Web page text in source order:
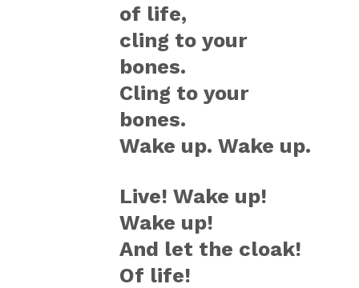
of life,
cling to your
bones.
Cling to your
bones.
Wake up. Wake up.
Live! Wake up!
Wake up!
And let the cloak!
Of life!